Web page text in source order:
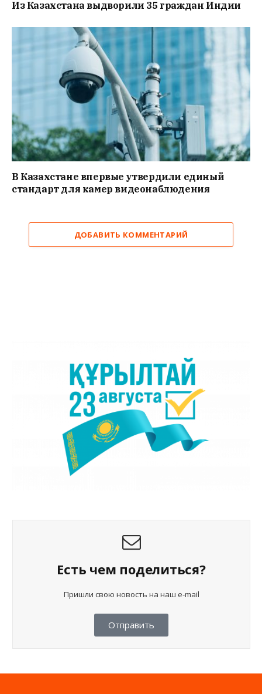
Из Казахстана выдворили 35 граждан Индии
В Казахстане впервые утвердили единый
стандарт для камер видеонаблюдения
ДОБАВИТЬ КОММЕНТАРИЙ
Есть чем поделиться?
Пришли свою новость на наш e-mail
Отправить